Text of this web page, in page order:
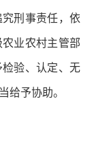
刑事责任，依
业农村主管部
验、认定、无
给予协助。